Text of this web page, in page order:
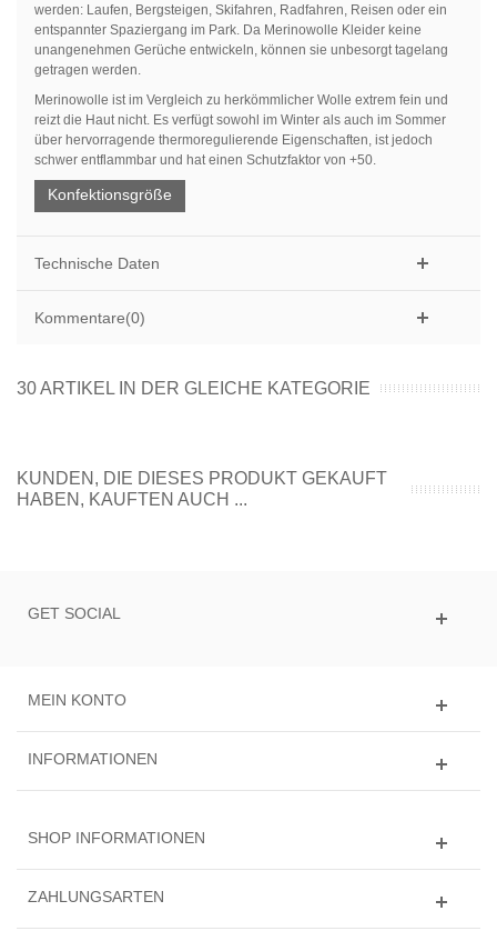
werden: Laufen, Bergsteigen, Skifahren, Radfahren, Reisen oder ein
entspannter Spaziergang im Park. Da Merinowolle Kleider keine
unangenehmen Gerüche entwickeln, können sie unbesorgt tagelang
getragen werden.
Merinowolle ist im Vergleich zu herkömmlicher Wolle extrem fein und
reizt die Haut nicht. Es verfügt sowohl im Winter als auch im Sommer
über hervorragende thermoregulierende Eigenschaften, ist jedoch
schwer entflammbar und hat einen Schutzfaktor von +50.
Konfektionsgröße
Technische Daten
Kommentare(0)
30 ARTIKEL IN DER GLEICHE KATEGORIE
KUNDEN, DIE DIESES PRODUKT GEKAUFT
HABEN, KAUFTEN AUCH ...
GET SOCIAL
MEIN KONTO
INFORMATIONEN
SHOP INFORMATIONEN
ZAHLUNGSARTEN